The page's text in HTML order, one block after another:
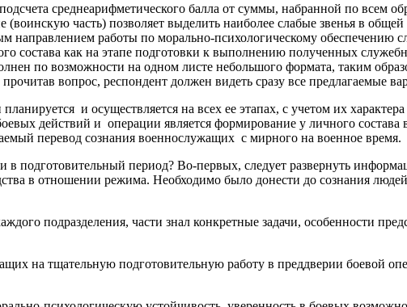
среднеарифметического балла от суммы, набранной по всем
(воинскую часть) позволяет выделить наиболее слабые звенья в
направлением работы по морально-психологическому обеспечению
состава как на этапе подготовки к выполнению полученных
по возможности на одном листе небольшого формата, таким
вопрос, респондент должен видеть сразу все предлагаемые
и осуществляется на всех ее этапах, с учетом их
действий и операции является формирование у личного состава
перевод сознания военнослужащих с мирного на военное время.
в подготовительный период? Во-первых, следует развернуть
в отношении режима. Необходимо было донести до сознания
подразделения, части знал конкретные задачи, особенности
на тщательную подготовительную работу в преддверии боевой